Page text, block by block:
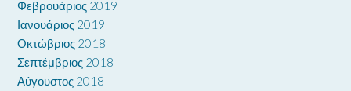
Φεβρουάριος 2019
Ιανουάριος 2019
Οκτώβριος 2018
Σεπτέμβριος 2018
Αύγουστος 2018